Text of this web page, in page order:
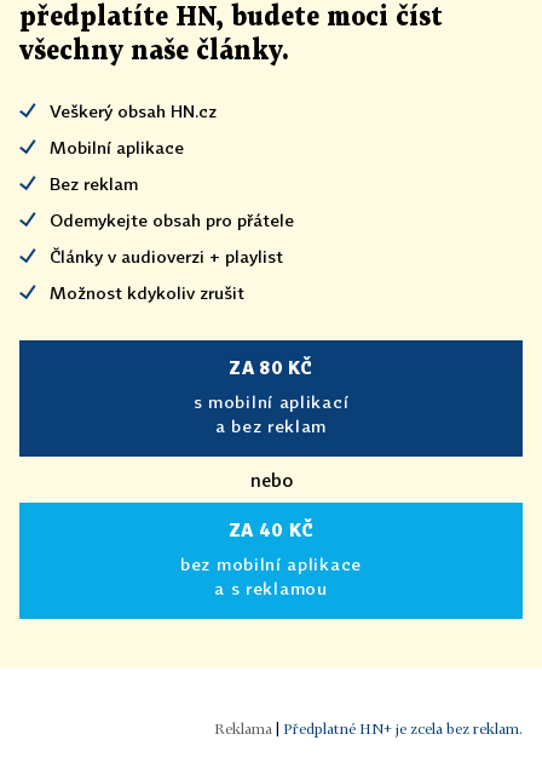
předplatíte HN, budete moci číst
všechny naše články.
Veškerý obsah HN.cz
Mobilní aplikace
Bez reklam
Odemykejte obsah pro přátele
Články v audioverzi + playlist
Možnost kdykoliv zrušit
ZA 80 KČ
s mobilní aplikací
a bez reklam
nebo
ZA 40 KČ
bez mobilní aplikace
a s reklamou
Předplatné HN+ je zcela bez reklam.